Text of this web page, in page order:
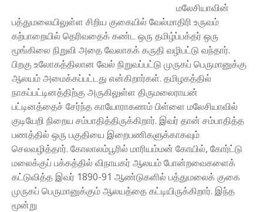
மலேசியாவின்
பத்துமலையிலுள்ள சிறிய குகையில் வேல்மாதிரி உருவம்
கற்பாறையில் தெரிவதைக் கண்ட ஒரு தமிழ்ப்பக்தர் ஒரு
மூங்கிலை நிறுவி அதை வேலாகக் கருதி வழிபட்டு வந்தார்.
பிறகு உலோகத்திலான வேல் நிறுவப்பட்டு முருகப் பெருமானுக்கு
ஆலயம் அமைக்கப்பட்டது என்கிறார்கள். தமிழகத்தில்
நாகப்பட்டினத்திற்கு அருகிலுள்ள திருமலைராயன்
பட்டினத்தைச் சேர்ந்த காயோராகணம் பிள்ளை மலேசியாவில்
குடியேறி நிறைய சம்பாதித்திருக்கிறார். இவர் தான் சம்பாதித்த
பணத்தில் ஒரு பகுதியை இறைபணிகளுக்காகவும்
செலவழித்தார். கோலாலம்பூரில் மாரியம்மன் கோயில், கோர்ட்டு
மலைக்குப் பக்கத்தில் விநாயகர் ஆலயம் போன்றவைகளைக்
கட்டுவித்த இவர் 1890-91 ஆண்டுகளில் பத்துமலைக் குகை
முருகப் பெருமானுக்கும் ஆலயத்தை கட்டியிருக்கிறார். இந்த
மூன்று